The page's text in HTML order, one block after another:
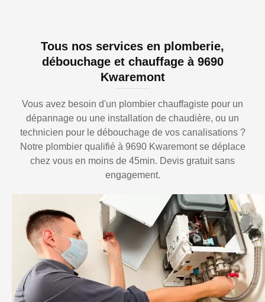
Tous nos services en plomberie,
débouchage et chauffage à 9690
Kwaremont
Vous avez besoin d'un plombier chauffagiste pour un
dépannage ou une installation de chaudière, ou un
technicien pour le débouchage de vos canalisations ?
Notre plombier qualifié à 9690 Kwaremont se déplace
chez vous en moins de 45min. Devis gratuit sans
engagement.